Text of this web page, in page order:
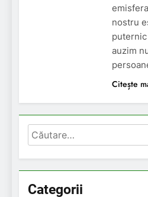
nostru
auzim
Citește
Caută
după:
Categorii